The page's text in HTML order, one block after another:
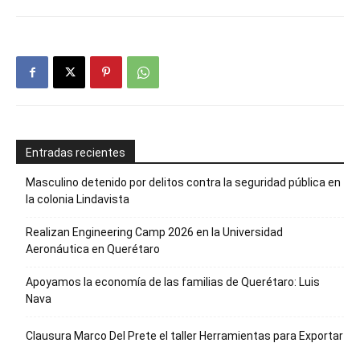
Entradas recientes
Masculino detenido por delitos contra la seguridad pública en
la colonia Lindavista
Realizan Engineering Camp 2026 en la Universidad
Aeronáutica en Querétaro
Apoyamos la economía de las familias de Querétaro: Luis
Nava
Clausura Marco Del Prete el taller Herramientas para Exportar